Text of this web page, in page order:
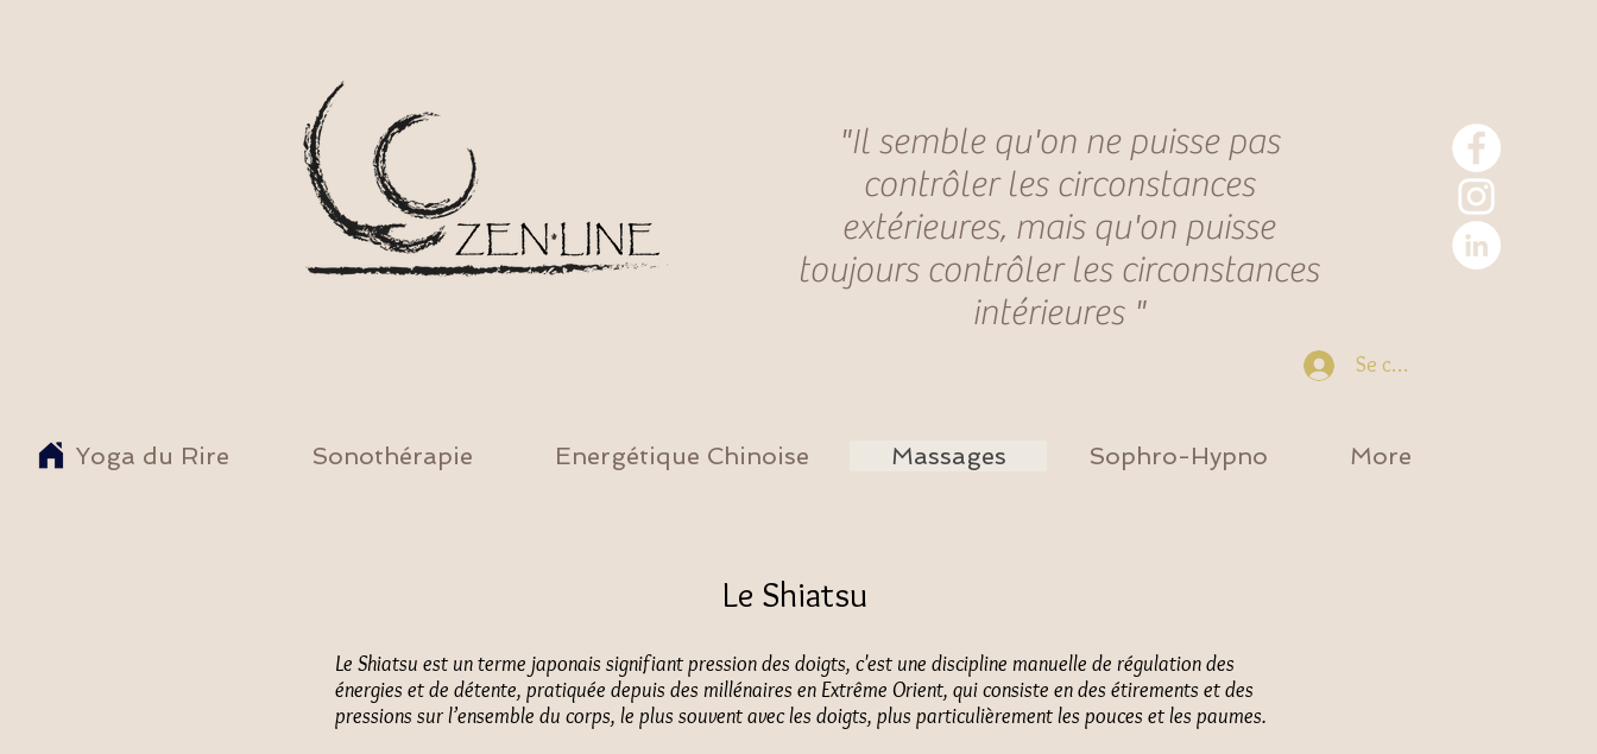
"Il semble qu'on ne puisse pas
contrôler les circonstances
extérieures, mais qu'on puisse
toujours contrôler les circonstances
intérieures "
Se connecter
Yoga du Rire Sonothérapie Energétique Chinoise Massages Sophro-Hypno More
Le Shiatsu
Le Shiatsu est un terme japonais signifiant pression des doigts, c'est une discipline manuelle de régulation des
énergies et de détente, pratiquée depuis des millénaires en Extrême Orient, qui consiste en des étirements et des
pressions sur l’ensemble du corps, le plus souvent avec les doigts, plus particulièrement les pouces et les paumes.